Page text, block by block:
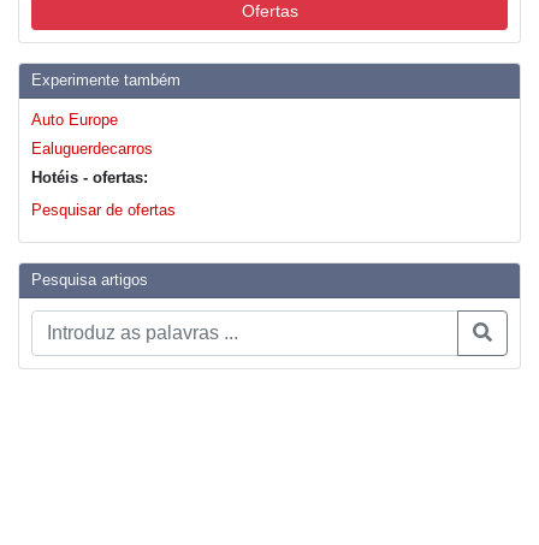
Ofertas
Experimente também
Auto Europe
Ealuguerdecarros
Hotéis - ofertas:
Pesquisar de ofertas
Pesquisa artigos